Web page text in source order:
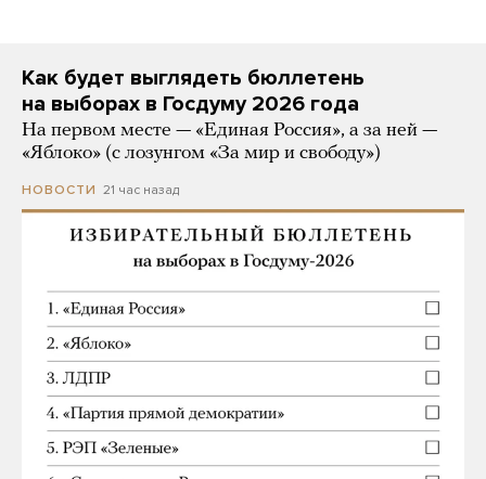
Как будет выглядеть бюллетень
на выборах в Госдуму 2026 года
На первом месте — «Единая Россия», а за ней —
«Яблоко» (с лозунгом «За мир и свободу»)
НОВОСТИ 21 час назад